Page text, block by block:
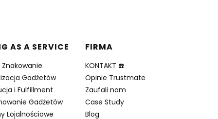
AS A SERVICE
Znakowanie
Gadżetów
i Fulfillment
Gadżetów
Lojalnościowe
FIRMA
KONTAKT ☎️
Opinie Trustmate
Zaufali nam
Case Study
Blog